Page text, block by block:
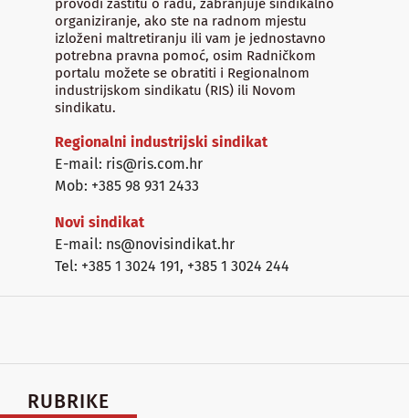
provodi zaštitu o radu, zabranjuje sindikalno
organiziranje, ako ste na radnom mjestu
izloženi maltretiranju ili vam je jednostavno
potrebna pravna pomoć, osim Radničkom
portalu možete se obratiti i Regionalnom
industrijskom sindikatu (RIS) ili Novom
sindikatu.
Regionalni industrijski sindikat
E-mail: ris@ris.com.hr
Mob: +385 98 931 2433
Novi sindikat
E-mail: ns@novisindikat.hr
Tel: +385 1 3024 191, +385 1 3024 244
RUBRIKE